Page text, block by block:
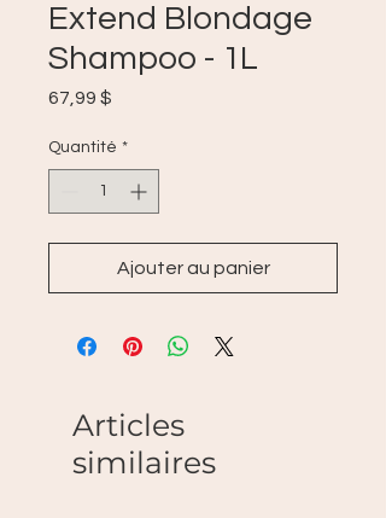
Extend Blondage
Shampoo - 1L
67,99 $
Quantité *
Ajouter au panier
Articles
similaires